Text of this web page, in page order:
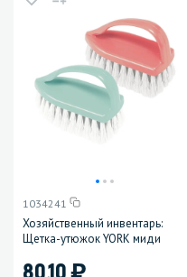
1034241
Хозяйственный инвентарь:
Щетка-утюжок YORK миди
80.10)